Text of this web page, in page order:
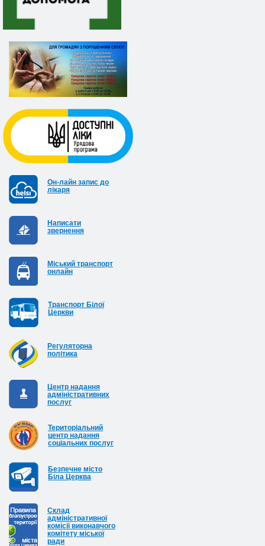
Он-лайн запис до
лікаря
Написати
звернення
Міський транспорт
онлайн
Транспорт Білої
Церкви
Регуляторна
політика
Центр надання
адміністративних
послуг
Територіальний
центр надання
соціальних послуг
Безпечне місто
Біла Церква
Cклад
адміністративної
комісії виконавчого
комітету міської
ради